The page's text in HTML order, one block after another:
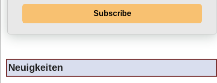
Subscribe
Neuigkeiten